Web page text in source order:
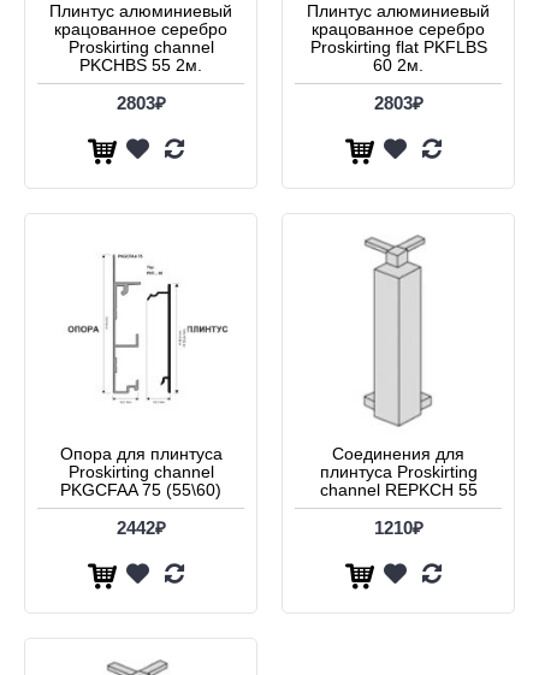
Плинтус алюминиевый
крацованное серебро
Proskirting channel
PKCHBS 55 2м.
2803₽
Плинтус алюминиевый
крацованное серебро
Proskirting flat PKFLBS
60 2м.
2803₽
Опора для плинтуса
Proskirting channel
PKGCFAA 75 (55\60)
2442₽
Соединения для
плинтуса Proskirting
channel REPKCH 55
1210₽